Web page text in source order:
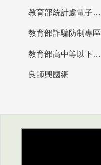
教育部統計處電子書櫃
教育部詐騙防制專區
教育部高中等以下學校及幼兒園教師資格檢定考試
良師興國網